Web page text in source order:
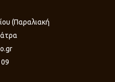
(Παραλιακή